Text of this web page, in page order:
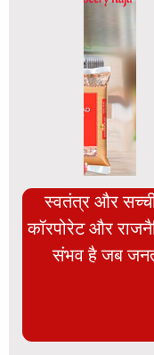
स्वतंत्र और
कॉरपोरेट और
संभव है जब